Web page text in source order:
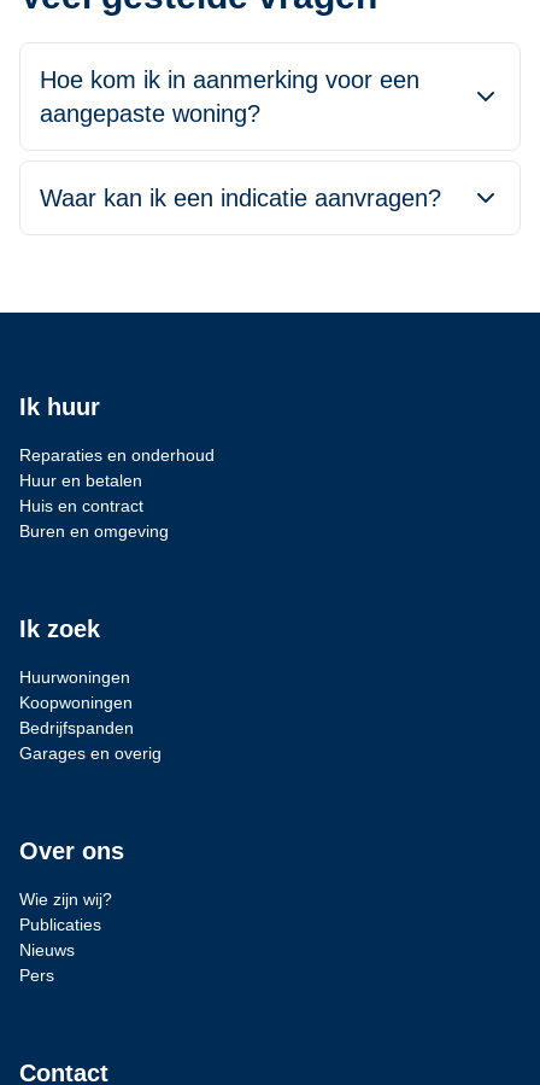
Hoe kom ik in aanmerking voor een
aangepaste woning?
Waar kan ik een indicatie aanvragen?
Ik huur
Reparaties en onderhoud
Huur en betalen
Huis en contract
Buren en omgeving
Ik zoek
Huurwoningen
Koopwoningen
Bedrijfspanden
Garages en overig
Over ons
Wie zijn wij?
Publicaties
Nieuws
Pers
Contact